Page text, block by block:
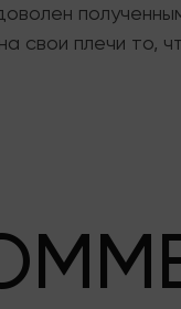
свои плечи то,